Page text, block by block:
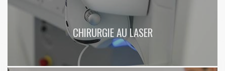
CHIRURGIE AU LASER